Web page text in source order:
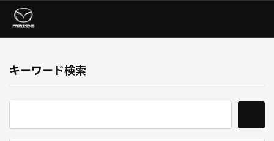
キーワード検索